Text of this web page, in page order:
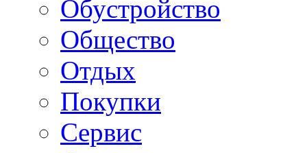
Обустройство
Общество
Отдых
Покупки
Сервис